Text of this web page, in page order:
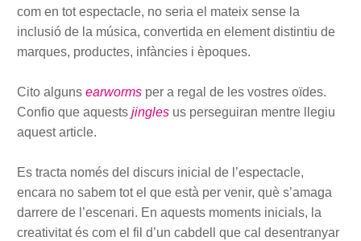
com en tot espectacle, no seria el mateix sense la
inclusió de la música, convertida en element distintiu de
marques, productes, infàncies i èpoques.
Cito alguns earworms per a regal de les vostres oïdes.
Confio que aquests jingles us perseguiran mentre llegiu
aquest article.
Es tracta només del discurs inicial de l’espectacle,
encara no sabem tot el que està per venir, què s’amaga
darrere de l’escenari. En aquests moments inicials, la
creativitat és com el fil d’un cabdell que cal desentranyar